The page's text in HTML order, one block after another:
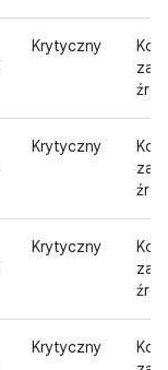
Krytyczny
Krytyczny
Krytyczny
Krytyczny